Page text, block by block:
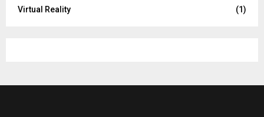
Virtual Reality
(1)